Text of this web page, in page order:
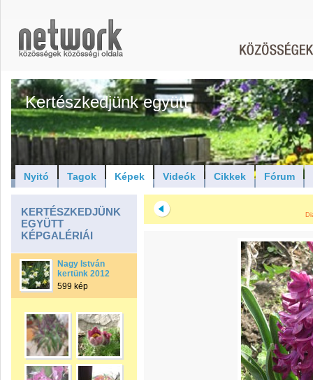
Kertészkedjünk együtt
Nyitó Tagok Képek Videók Cikkek Fórum
KERTÉSZKEDJÜNK
EGYÜTT
KÉPGALÉRIÁI
Nagy István
kertünk 2012
599 kép